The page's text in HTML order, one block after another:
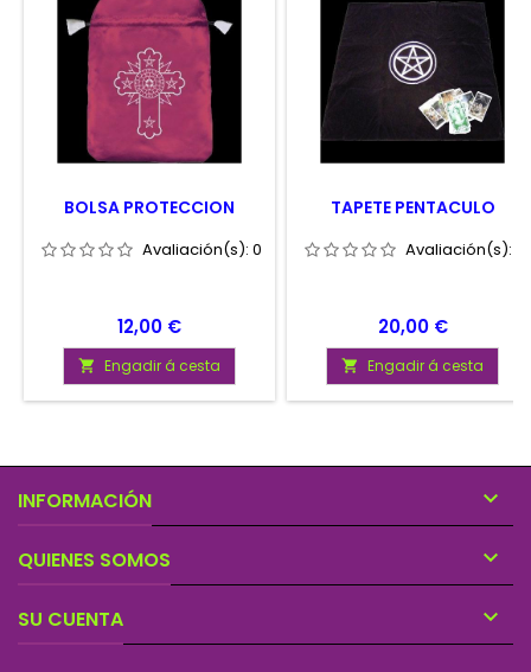
BOLSA PROTECCION
Avaliación(s): 0
Prezo
12,00 €
 Engadir á cesta
TAPETE PENTACULO
Avaliación(s):
Prezo
20,00 €
 Engadir á cesta
INFORMACIÓN 
QUIENES SOMOS 
SU CUENTA 